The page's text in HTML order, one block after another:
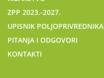
ZPP 2023.-2027.
UPISNIK POLJOPRIVREDNIKA
PITANJA I ODGOVORI
KONTAKTI